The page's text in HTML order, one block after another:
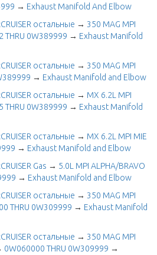
→ Exhaust Manifold And Elbow
остальные → 350 MAG MPI
THRU 0W389999 → Exhaust Manifold
остальные → 350 MAG MPI
→ Exhaust Manifold and Elbow
остальные → MX 6.2L MPI
THRU 0W389999 → Exhaust Manifold
остальные → MX 6.2L MPI MIE
→ Exhaust Manifold and Elbow
Gas → 5.0L MPI ALPHA/BRAVO
→ Exhaust Manifold and Elbow
остальные → 350 MAG MPI
THRU 0W309999 → Exhaust Manifold
остальные → 350 MAG MPI
0W060000 THRU 0W309999 →